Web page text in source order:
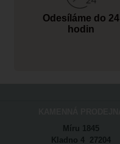
Odesíláme do 24
hodin
Míru 1845
Kladno 4 27204